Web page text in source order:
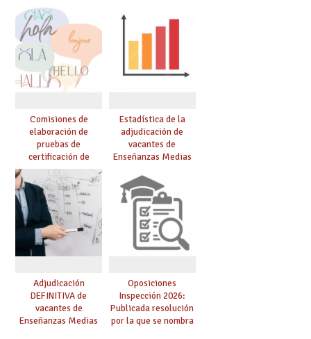
Comisiones de
elaboración de
pruebas de
certificación de
competencia
lingüística: publicada
resolución definitiva
Estadística de la
adjudicación de
vacantes de
Enseñanzas Medias
Adjudicación
DEFINITIVA de
vacantes de
Enseñanzas Medias
Oposiciones
Inspección 2026:
Publicada resolución
por la que se nombra